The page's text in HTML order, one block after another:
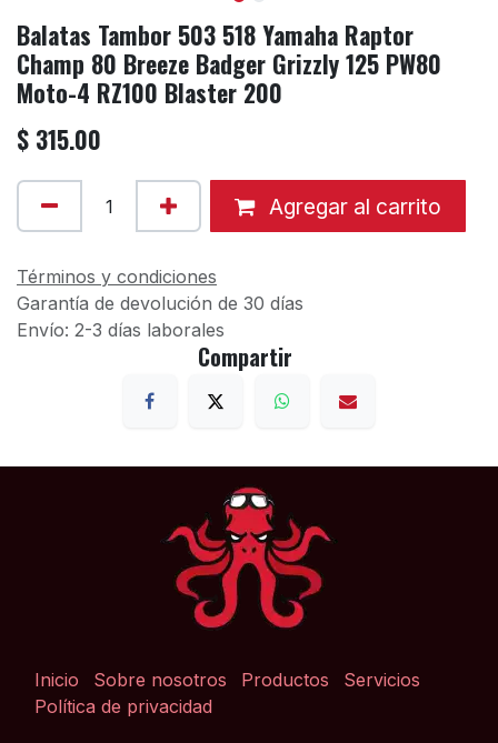
Balatas Tambor 503 518 Yamaha Raptor
Champ 80 Breeze Badger Grizzly 125 PW80
Moto-4 RZ100 Blaster 200
$ 315.00
Agregar al carrito
Términos y condiciones
Garantía de devolución de 30 días
Envío: 2-3 días laborales
Compartir
Inicio Sobre nosotros Productos
Servicios
Política de privacidad